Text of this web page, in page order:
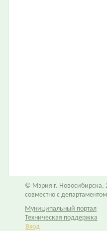
© Мэрия г. Новосибирска,
совместно с
Муниципальный портал
Техническая поддержка
Вход